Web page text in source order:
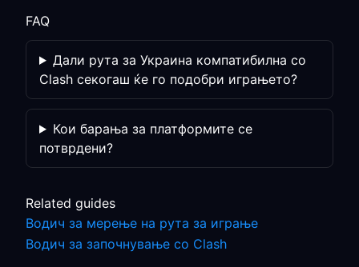
FAQ
Дали рута за Украина компатибилна со
Clash секогаш ќе го подобри играњето?
Кои барања за платформите се
потврдени?
Related guides
Водич за мерење на рута за играње
Водич за започнување со Clash